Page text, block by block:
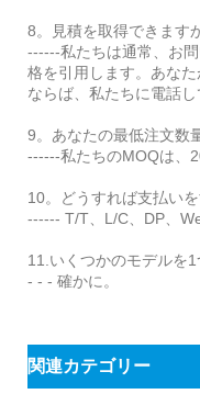
8。見積を取得できます
------私たちは通常、お
格を引用します。あな
ならば、私たちに電話し
9。あなたの最低注文数
------私たちのMOQは、
10。どうすれば支払い
------ T/T、L/C、DP、
11.いくつかのモデルを
- - - 確かに。
関連カテゴリー